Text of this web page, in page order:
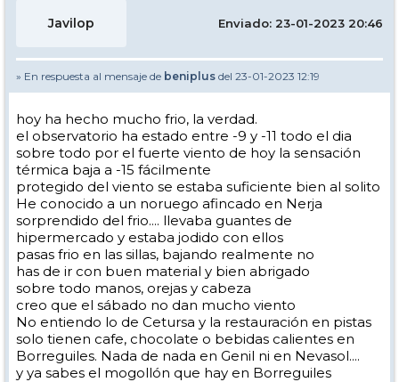
Javilop Enviado: 23-01-2023 20:46
» En respuesta al mensaje de beniplus del 23-01-2023 12:19
hoy ha hecho mucho frio, la verdad.
el observatorio ha estado entre -9 y -11 todo el dia
sobre todo por el fuerte viento de hoy la sensación
térmica baja a -15 fácilmente
protegido del viento se estaba suficiente bien al solito
He conocido a un noruego afincado en Nerja
sorprendido del frio.... llevaba guantes de
hipermercado y estaba jodido con ellos
pasas frio en las sillas, bajando realmente no
has de ir con buen material y bien abrigado
sobre todo manos, orejas y cabeza
creo que el sábado no dan mucho viento
No entiendo lo de Cetursa y la restauración en pistas
solo tienen cafe, chocolate o bebidas calientes en
Borreguiles. Nada de nada en Genil ni en Nevasol....
y ya sabes el mogollón que hay en Borreguiles